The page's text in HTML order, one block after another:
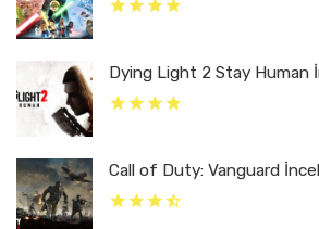
Dying Light 2 Stay Human
Call of Duty: Vanguard